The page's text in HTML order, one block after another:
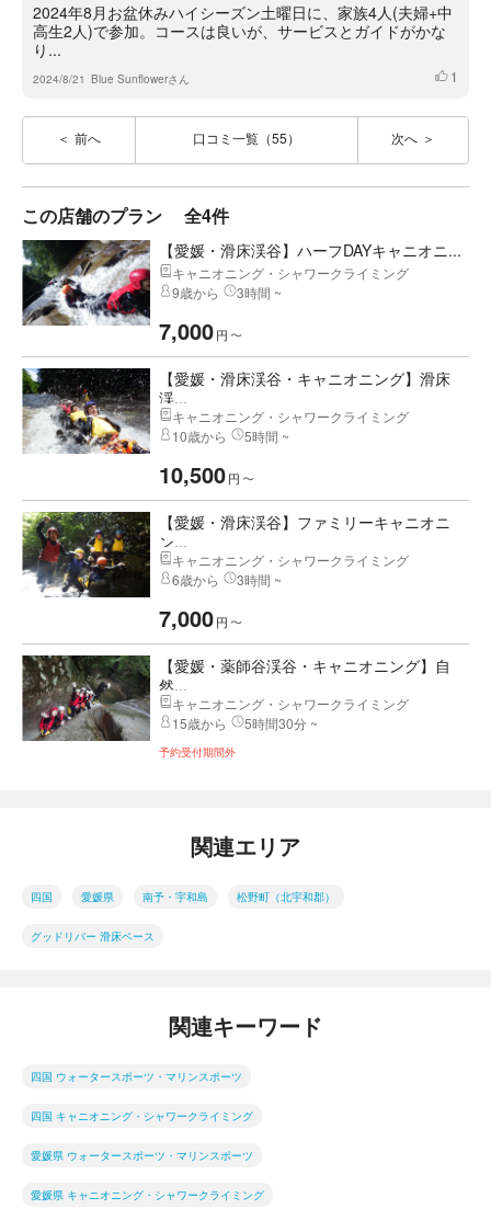
2024年8月お盆休みハイシーズン土曜日に、家族4人(夫婦+中
高生2人)で参加。コースは良いが、サービスとガイドがかな
り...
2024/8/21 Blue Sunflowerさん いいね
1
前へ 口コミ一覧（55） 次へ
この店舗のプラン 全4件
【愛媛・滑床渓谷】ハーフDAYキャニオニ...
キャニオニング・シャワークライミング
9歳から
3時間 ~
7,000円 〜
【愛媛・滑床渓谷・キャニオニング】滑床
渓...
キャニオニング・シャワークライミング
10歳から
5時間 ~
10,500円 〜
【愛媛・滑床渓谷】ファミリーキャニオニ
ン...
キャニオニング・シャワークライミング
6歳から
3時間 ~
7,000円 〜
【愛媛・薬師谷渓谷・キャニオニング】自
然...
キャニオニング・シャワークライミング
15歳から
5時間30分 ~
予約受付期間外
関連エリア
四国 愛媛県 南予・宇和島 松野町（北宇和郡）
グッドリバー 滑床ベース
関連キーワード
四国 ウォータースポーツ・マリンスポーツ
四国 キャニオニング・シャワークライミング
愛媛県 ウォータースポーツ・マリンスポーツ
愛媛県 キャニオニング・シャワークライミング